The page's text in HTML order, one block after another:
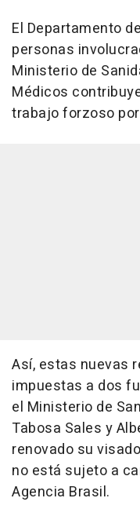
El Departamento
personas
Ministerio de
Médicos
trabajo forzoso
Así, estas nuevas
impuestas a dos
el Ministerio de
Tabosa Sales y
renovado su
no está sujeto a
Agencia Brasil.